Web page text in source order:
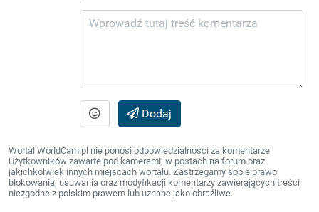
Dodaj
Wortal WorldCam.pl nie ponosi odpowiedzialności za komentarze
Użytkowników zawarte pod kamerami, w postach na forum oraz
jakichkolwiek innych miejscach wortalu. Zastrzegamy sobie prawo
blokowania, usuwania oraz modyfikacji komentarzy zawierających treści
niezgodne z polskim prawem lub uznane jako obraźliwe.